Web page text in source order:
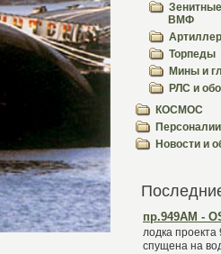
ВМФ
Торпеды
Мины и
РЛС и
КОСМОС
Персоналии
Новости и
пр.949АМ -
лодка
спущена на